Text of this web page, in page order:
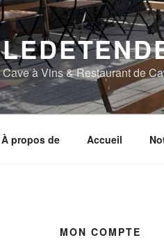
Cave à Vins & Restaurant de
À propos de Accueil
MON COMPTE